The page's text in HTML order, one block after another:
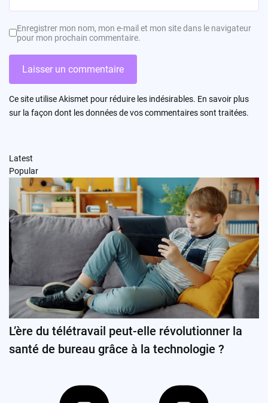
Enregistrer mon nom, mon e-mail et mon site dans le navigateur
pour mon prochain commentaire.
Ce site utilise Akismet pour réduire les indésirables. En savoir plus
sur la façon dont les données de vos commentaires sont traitées.
Latest
Popular
L’ère du télétravail peut-elle révolutionner la
santé de bureau grâce à la technologie ?